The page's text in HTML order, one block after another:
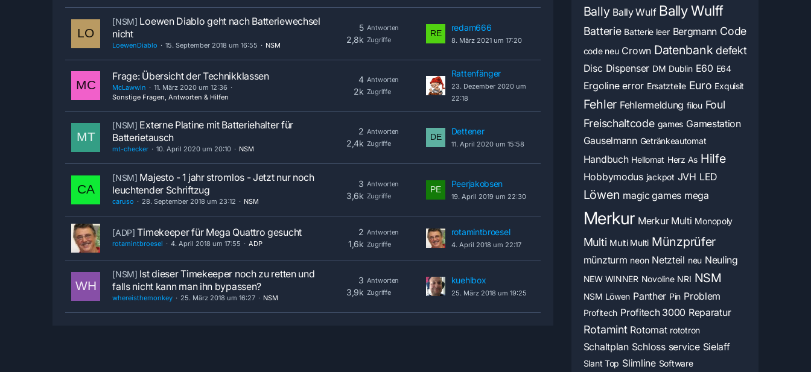
[NSM] Loewen Diablo geht nach Batteriewechsel
nicht
LoewenDiablo 15. September 2018 um 16:55 NSM
Antworten
5
Zugriffe
2,8k
redam666
8. März 2021 um 17:20
Frage: Übersicht der Technikklassen
McLawwin
11. März 2020 um 12:36
Sonstige Fragen, Antworten & Hilfen
Antworten
4
Zugriffe
2k
Rattenfänger
23. Dezember 2020 um
22:18
[NSM] Externe Platine mit Batteriehalter für
Batterietausch
mt-checker 10. April 2020 um 20:10 NSM
Antworten
2
Zugriffe
2,4k
Dettener
11. April 2020 um 15:58
[NSM] Majesto - 1 jahr stromlos - Jetzt nur noch
leuchtender Schriftzug
caruso 28. September 2018 um 23:12 NSM
Antworten
3
Zugriffe
3,6k
Peerjakobsen
19. April 2019 um 22:30
[ADP]Timekeeper für Mega Quattro gesucht
rotamintbroesel 4. April 2018 um 17:55 ADP
Antworten
2
Zugriffe
1,6k
rotamintbroesel
4. April 2018 um 22:17
[NSM] Ist dieser Timekeeper noch zu retten und
falls nicht kann man ihn bypassen?
whereisthemonkey 25. März 2018 um 16:27 NSM
Antworten
3
Zugriffe
3,9k
kuehlbox
25. März 2018 um 19:25
Bally Bally Wulf Bally Wulff
Batterie Batterie leer Bergmann Code
code neu Crown Datenbank defekt
Disc Dispenser DM Dublin E60 E64
Ergoline error Ersatzteile Euro Exquisit
Fehler Fehlermeldung filou Foul
Freischaltcode games Gamestation
Gauselmann Getränkeautomat
Handbuch Hellomat Herz As Hilfe
Hobbymodus jackpot JVH LED
Löwen magic games mega
Merkur Merkur Multi Monopoly
Multi Multi Multi Münzprüfer
münzturm neon Netzteil neu Neuling
NEW WINNER Novoline NRI NSM
NSM Löwen Panther Pin Problem
Profitech Profitech 3000 Reparatur
Rotamint Rotomat rototron
Schaltplan Schloss service Sielaff
Slant Top Slimline Software